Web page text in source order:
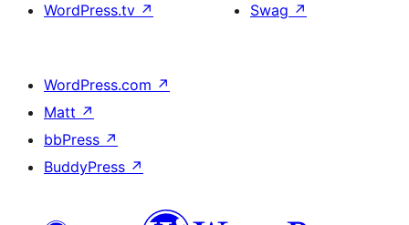
WordPress.tv ↗
Swag ↗
WordPress.com ↗
Matt ↗
bbPress ↗
BuddyPress ↗